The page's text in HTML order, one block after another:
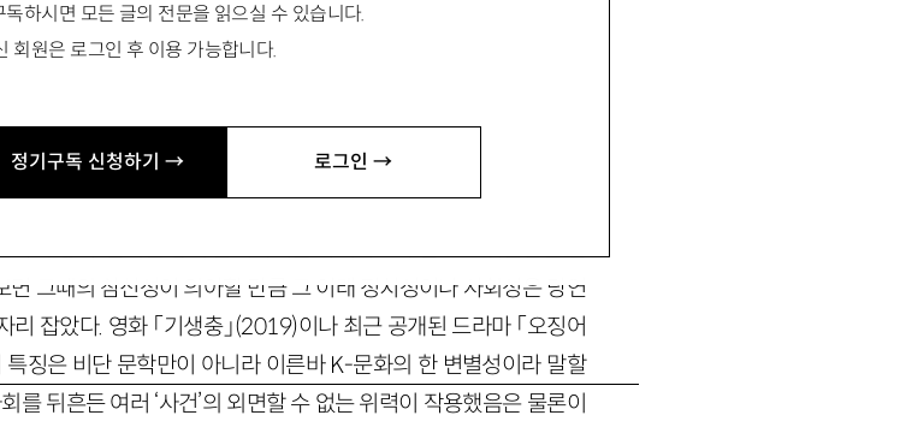
독하시면 모든 글의 전문을 읽으실 수 있습니다.
회원은 로그인 후 이용 가능합니다.
정기구독 신청하기 → 로그인 →
의 정치’ 논의는 당시 금기까지는 아니라도 추문으로 취급받던 문
그때의 참신성이 의아할 만큼 그 이래 정치성이나 사회성은 당연
잡았다. 영화 「기생충」(2019)이나 최근 공개된 드라마 「오징어
징은 비단 문학만이 아니라 이른바 K-문화의 한 변별성이라 말할
를 뒤흔든 여러 ‘사건’의 외면할 수 없는 위력이 작용했음은 물론이